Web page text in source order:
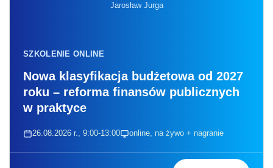
Jarosław Jurga
SZKOLENIE ONLINE
Nowa klasyfikacja budżetowa od 2027
roku – reforma finansów publicznych
w praktyce
26.08.2026 r., 9:00-13:00 online, na żywo + nagranie